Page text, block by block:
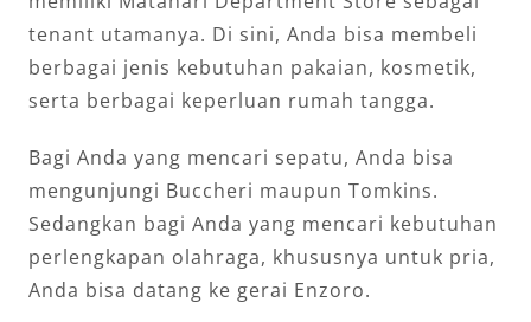
tenant utamanya. Di sini, Anda bisa membeli
berbagai jenis kebutuhan pakaian, kosmetik,
serta berbagai keperluan rumah tangga.
Bagi Anda yang mencari sepatu, Anda bisa
mengunjungi Buccheri maupun Tomkins.
Sedangkan bagi Anda yang mencari kebutuhan
perlengkapan olahraga, khususnya untuk pria,
Anda bisa datang ke gerai Enzoro.